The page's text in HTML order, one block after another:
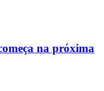
na próxima